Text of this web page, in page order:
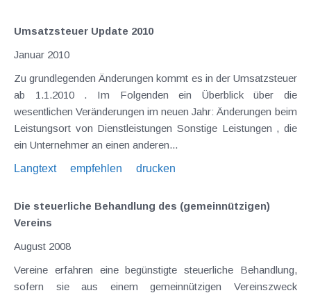
Umsatzsteuer Update 2010
Januar 2010
Zu grundlegenden Änderungen kommt es in der Umsatzsteuer
ab 1.1.2010 . Im Folgenden ein Überblick über die
wesentlichen Veränderungen im neuen Jahr: Änderungen beim
Leistungsort von Dienstleistungen Sonstige Leistungen , die
ein Unternehmer an einen anderen...
Langtext
empfehlen drucken
Die steuerliche Behandlung des (gemeinnützigen)
Vereins
August 2008
Vereine erfahren eine begünstigte steuerliche Behandlung,
sofern sie aus einem gemeinnützigen Vereinszweck